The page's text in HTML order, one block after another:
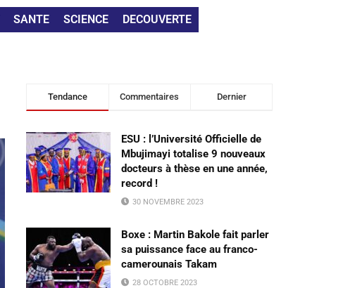
SANTE SCIENCE DECOUVERTE
Tendance Commentaires Dernier
ESU : l’Université Officielle de
Mbujimayi totalise 9 nouveaux
docteurs à thèse en une année,
record !
30 NOVEMBRE 2023
Boxe : Martin Bakole fait parler
sa puissance face au franco-
camerounais Takam
28 OCTOBRE 2023